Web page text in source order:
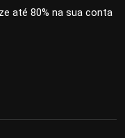
até 80% na sua conta